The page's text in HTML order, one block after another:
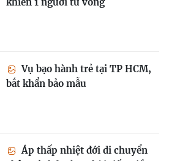
Vụ bạo hành trẻ tại TP HCM,
bắt khẩn bảo mẫu
Áp thấp nhiệt đới di chuyển